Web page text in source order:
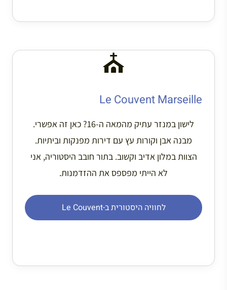
⛪
Le Couvent Marseille
לישון במנזר עתיק מהמאה ה-16? כאן זה אפשרי.
מבנה אבן וקורות עץ עם דירות מפנקות וביתיות.
הצוות במלון אדיב וקשוב. בתור חובב היסטוריה, אני
לא הייתי מפספס את ההזדמנות.
לחוויה היסטורית ב-Le Couvent